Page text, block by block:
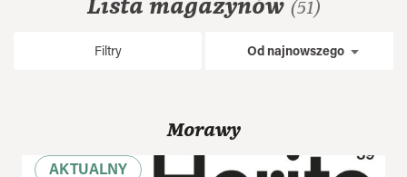
MAMY NA OKULista magazynów (51)
Filtry Od najnowszego
Morawy
AKTUALNY